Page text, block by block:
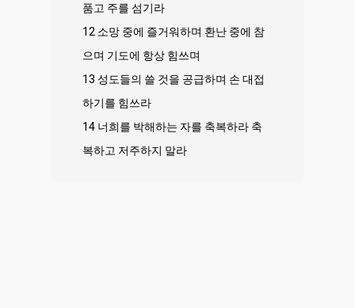
품고 주를 섬기라
12 소망 중에 즐거워하며 환난 중에 참
으며 기도에 항상 힘쓰며
13 성도들의 쓸 것을 공급하며 손 대접
하기를 힘쓰라
14 너희를 박해하는 자를 축복하라 축
복하고 저주하지 말라